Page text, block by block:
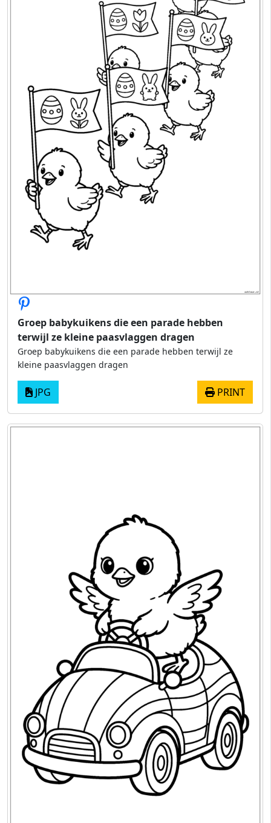
Groep babykuikens die een parade hebben
terwijl ze kleine paasvlaggen dragen
Groep babykuikens die een parade hebben terwijl ze
kleine paasvlaggen dragen
JPG PRINT